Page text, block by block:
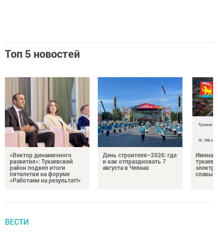
Топ 5 новостей
«Вектор динамичного
развития»: Тукаевский
район подвел итоги
пятилетки на форуме
«Работаем на результат!»
День строителя–2026: где
и как отпраздновать 7
августа в Челнах
Имена
славы
ВЕСТИ